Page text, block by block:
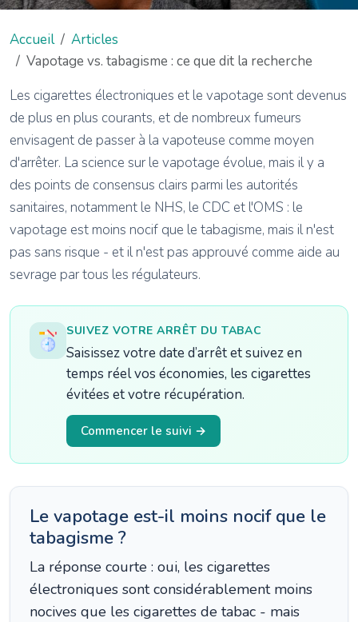
Accueil
Articles
Vapotage vs. tabagisme : ce que dit la recherche
Les cigarettes électroniques et le vapotage sont devenus
de plus en plus courants, et de nombreux fumeurs
envisagent de passer à la vapoteuse comme moyen
d'arrêter. La science sur le vapotage évolue, mais il y a
des points de consensus clairs parmi les autorités
sanitaires, notamment le NHS, le CDC et l'OMS : le
vapotage est moins nocif que le tabagisme, mais il n'est
pas sans risque - et il n'est pas approuvé comme aide au
sevrage par tous les régulateurs.
SUIVEZ VOTRE ARRÊT DU TABAC
Saisissez votre date d’arrêt et suivez en
temps réel vos économies, les cigarettes
évitées et votre récupération.
Commencer le suivi →
Le vapotage est-il moins nocif que le
tabagisme ?
La réponse courte : oui, les cigarettes
électroniques sont considérablement moins
nocives que les cigarettes de tabac - mais